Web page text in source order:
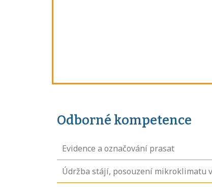
Odborné kompetence
Evidence a označování prasat
Údržba stájí, posouzení mikroklimatu